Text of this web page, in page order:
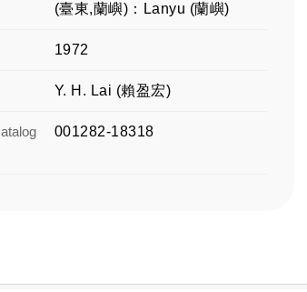
(臺東,蘭嶼)：Lanyu (蘭嶼)
1972
Y. H. Lai (賴盈宏)
001282-18318